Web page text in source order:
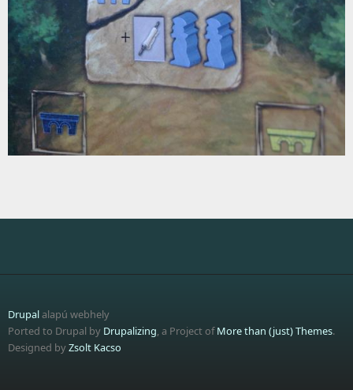
Drupalalapú webhely
Ported to Drupal by Drupalizing, a Project ofMore than (just) Themes.
Designed byZsolt Kacso